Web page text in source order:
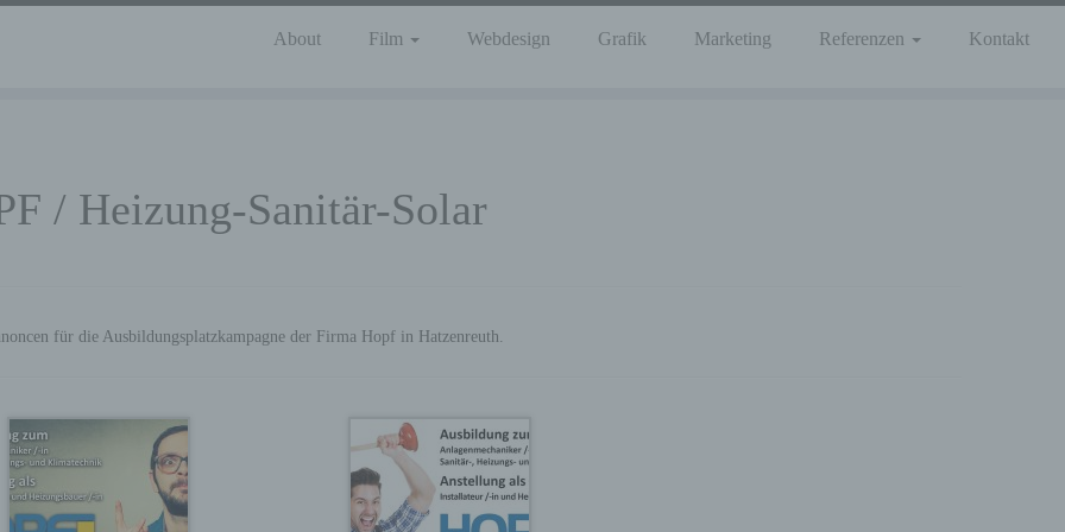
About Film Webdesign Grafik Marketing Referenzen Kontakt
/ Heizung-Sanitär-Solar
für die Ausbildungsplatzkampagne der Firma Hopf in Hatzenreuth.